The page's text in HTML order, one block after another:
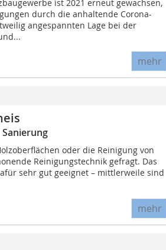
ist 2021 erneut gewachsen,
durch die anhaltende Corona-
angespannten Lage bei der
mehr
oder die Reinigung von
Reinigungstechnik gefragt. Das
sehr gut geeignet – mittlerweile sind
mehr